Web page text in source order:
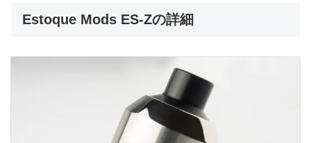
Estoque Mods ES-Zの詳細